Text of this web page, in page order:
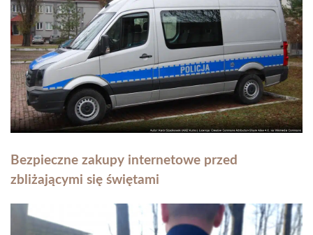
Bezpieczne zakupy internetowe przed
zbliżającymi się świętami